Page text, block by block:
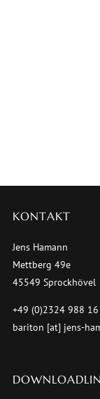
KONTAKT
Jens Hamann
Mettberg 49e
45549 Sprockhövel
+49 (0)2324 988
bariton [at] jens-